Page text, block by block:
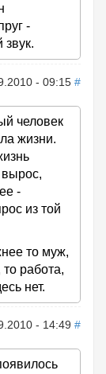
-
звук.
- 09:15 #
человек
жизни.
вырос,
-
из той
то муж,
работа,
нет.
- 14:49 #